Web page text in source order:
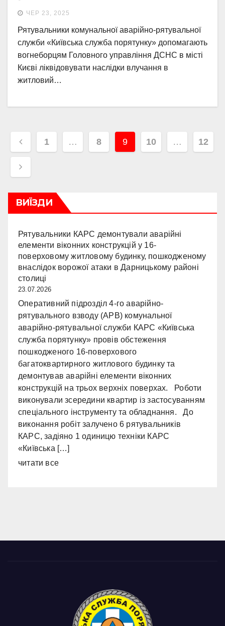
ЧЕР 23, 2025
Рятувальники комунальної аварійно-рятувальної
служби «Київська служба порятунку» допомагають
вогнеборцям Головного управління ДСНС в місті
Києві ліквідовувати наслідки влучання в
житловий…
Навігація
записів
1 … 8 9 10 … 12
ВИЇЗДИ
Рятувальники КАРС демонтували аварійні
елементи віконних конструкцій у 16-
поверховому житловому будинку, пошкодженому
внаслідок ворожої атаки в Дарницькому районі
столиці
23.07.2026
Оперативний підрозділ 4-го аварійно-
рятувального взводу (АРВ) комунальної
аварійно-рятувальної служби КАРС «Київська
служба порятунку» провів обстеження
пошкодженого 16-поверхового
багатоквартирного житлового будинку та
демонтував аварійні елементи віконних
конструкцій на трьох верхніх поверхах. Роботи
виконували зсередини квартир із застосуванням
спеціального інструменту та обладнання. До
виконання робіт залучено 6 рятувальників
КАРС, задіяно 1 одиницю техніки КАРС
«Київська […]
читати все